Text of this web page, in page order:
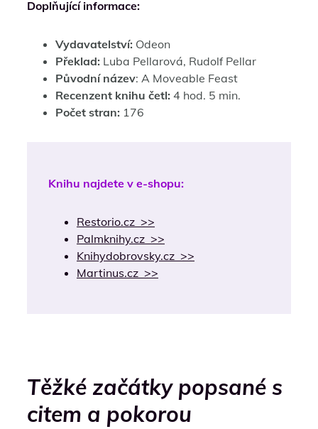
Doplňující informace:
Vydavatelství: Odeon
Překlad: Luba Pellarová, Rudolf Pellar
Původní název: A Moveable Feast
Recenzent knihu četl: 4 hod. 5 min.
Počet stran: 176
Knihu najdete v e-shopu:
Restorio.cz >>
Palmknihy.cz >>
Knihydobrovsky.cz >>
Martinus.cz >>
Těžké začátky popsané s
citem a pokorou